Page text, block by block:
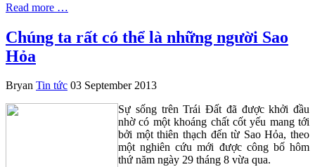
Read more …
Chúng ta rất có thể là những người Sao
Hỏa
Bryan Tin tức 03 September 2013
Sự sống trên Trái Đất đã được khởi đầu
nhờ có một khoáng chất cốt yếu mang tới
bởi một thiên thạch đến từ Sao Hỏa, theo
một nghiên cứu mới được công bố hôm
thứ năm ngày 29 tháng 8 vừa qua.